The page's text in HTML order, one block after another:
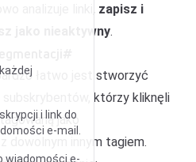
i link do
e-mail.
wiadomości e-
analizuje linki, zapisz i
jako nieaktywny.
łatwo jest stworzyć
subskrybentów, którzy kliknęli
jako
dowolnym innym tagiem.